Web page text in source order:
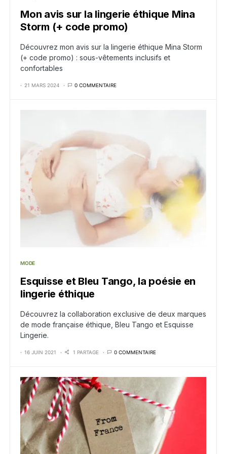
Mon avis sur la lingerie éthique Mina
Storm (+ code promo)
Découvrez mon avis sur la lingerie éthique Mina Storm
(+ code promo) : sous-vêtements inclusifs et
confortables
21 MARS 2024 0 COMMENTAIRE
MODE
Esquisse et Bleu Tango, la poésie en
lingerie éthique
Découvrez la collaboration exclusive de deux marques
de mode française éthique, Bleu Tango et Esquisse
Lingerie.
16 JUIN 2021 1 PARTAGE 0 COMMENTAIRE